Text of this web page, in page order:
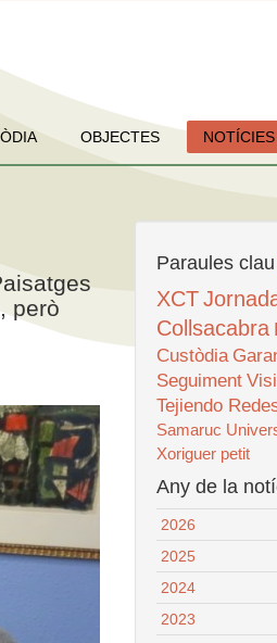
OBJECTES NOTÍCIES
però
Paraules clau
XCT
Collsacabra
Custòdia
Seguiment
Tejiendo
Samaruc
Xoriguer petit
Any de la
2026
2025
2024
2023